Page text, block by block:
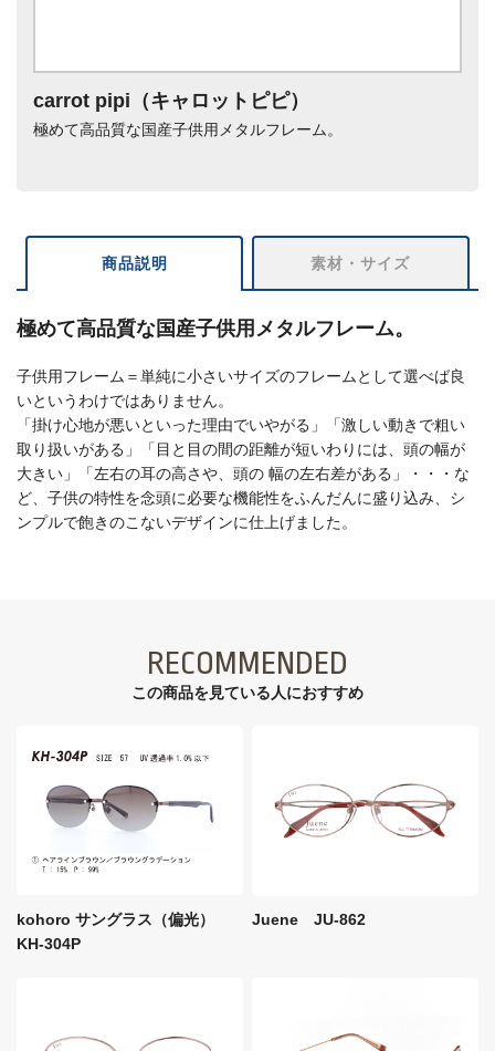
carrot pipi（キャロットピピ）
極めて高品質な国産子供用メタルフレーム。
商品説明 素材・サイズ
極めて高品質な国産子供用メタルフレーム。
子供用フレーム＝単純に小さいサイズのフレームとして選べば良
いというわけではありません。
「掛け心地が悪いといった理由でいやがる」「激しい動きで粗い
取り扱いがある」「目と目の間の距離が短いわりには、頭の幅が
大きい」「左右の耳の高さや、頭の 幅の左右差がある」・・・な
ど、子供の特性を念頭に必要な機能性をふんだんに盛り込み、シ
ンプルで飽きのこないデザインに仕上げました。
RECOMMENDED
この商品を見ている⼈におすすめ
kohoro サングラス（偏光）
KH-304P
Juene JU-862